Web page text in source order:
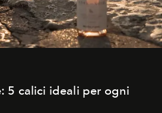
5 calici ideali per ogni